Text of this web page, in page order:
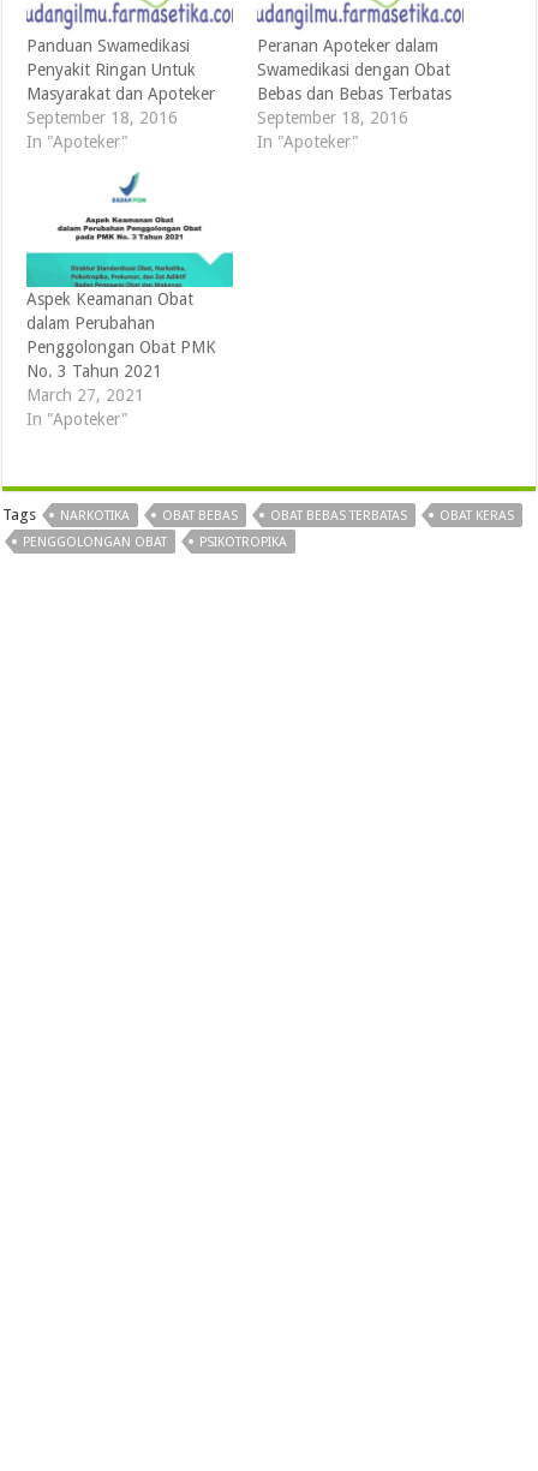
Panduan Swamedikasi
Penyakit Ringan Untuk
Masyarakat dan Apoteker
September 18, 2016
In "Apoteker"
Peranan Apoteker dalam
Swamedikasi dengan Obat
Bebas dan Bebas Terbatas
September 18, 2016
In "Apoteker"
Aspek Keamanan Obat
dalam Perubahan
Penggolongan Obat PMK
No. 3 Tahun 2021
March 27, 2021
In "Apoteker"
Tags NARKOTIKA OBAT BEBAS OBAT BEBAS TERBATAS
OBAT KERAS
PENGGOLONGAN OBAT
PSIKOTROPIKA